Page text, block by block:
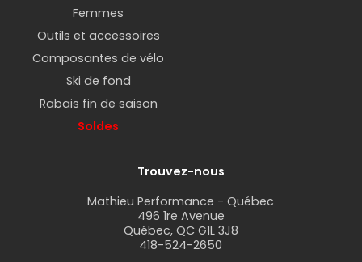
Femmes
Outils et accessoires
Composantes de vélo
Ski de fond
Rabais fin de saison
Soldes
Trouvez-nous
Mathieu Performance - Québec
496 1re Avenue
Québec, QC G1L 3J8
418-524-2650